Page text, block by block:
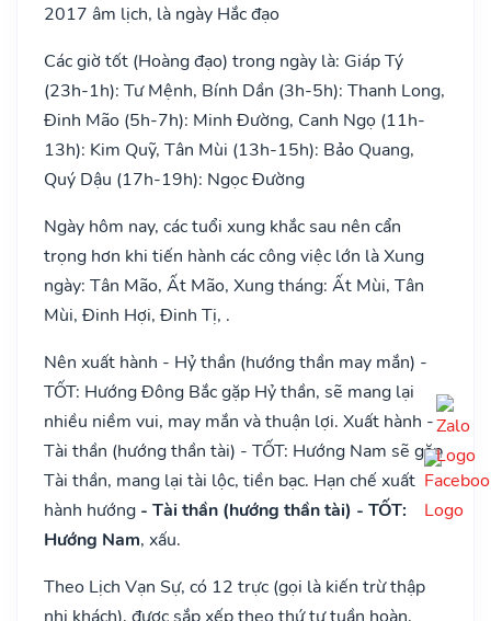
2017 âm lịch, là ngày Hắc đạo
Các giờ tốt (Hoàng đạo) trong ngày là: Giáp Tý
(23h-1h): Tư Mệnh, Bính Dần (3h-5h): Thanh Long,
Đinh Mão (5h-7h): Minh Đường, Canh Ngọ (11h-
13h): Kim Quỹ, Tân Mùi (13h-15h): Bảo Quang,
Quý Dậu (17h-19h): Ngọc Đường
Ngày hôm nay, các tuổi xung khắc sau nên cẩn
trọng hơn khi tiến hành các công việc lớn là Xung
ngày: Tân Mão, Ất Mão, Xung tháng: Ất Mùi, Tân
Mùi, Đinh Hợi, Đinh Tị, .
Nên xuất hành - Hỷ thần (hướng thần may mắn) -
TỐT: Hướng Đông Bắc gặp Hỷ thần, sẽ mang lại
nhiều niềm vui, may mắn và thuận lợi. Xuất hành -
Tài thần (hướng thần tài) - TỐT: Hướng Nam sẽ gặp
Tài thần, mang lại tài lộc, tiền bạc. Hạn chế xuất
hành hướng - Tài thần (hướng thần tài) - TỐT:
Hướng Nam, xấu.
Theo Lịch Vạn Sự, có 12 trực (gọi là kiến trừ thập